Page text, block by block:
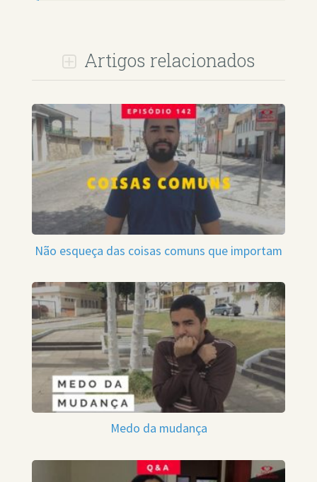
Artigos relacionados
Não esqueça das coisas comuns que importam
Medo da mudança